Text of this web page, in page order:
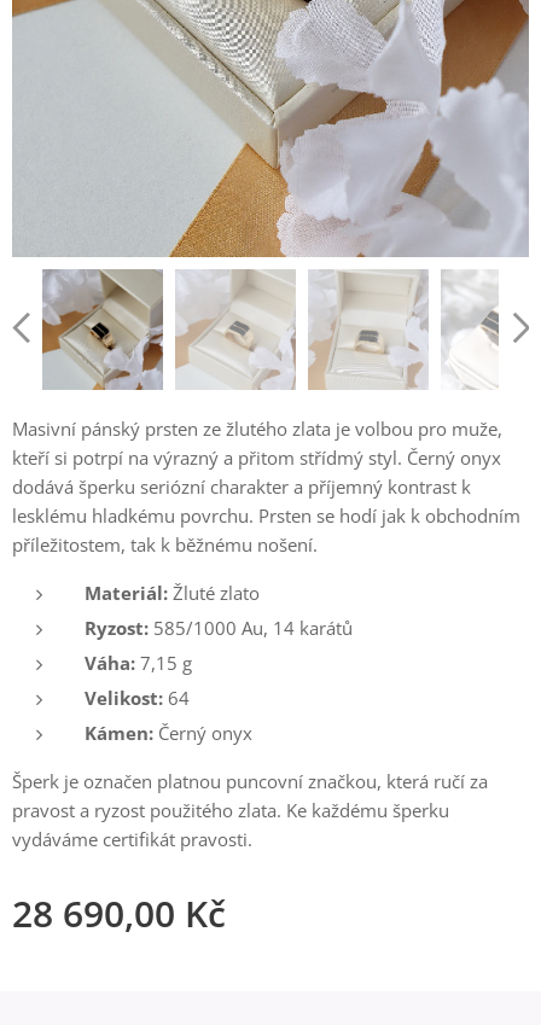
Masivní pánský prsten ze žlutého zlata je volbou pro muže,
kteří si potrpí na výrazný a přitom střídmý styl. Černý onyx
dodává šperku seriózní charakter a příjemný kontrast k
lesklému hladkému povrchu. Prsten se hodí jak k obchodním
příležitostem, tak k běžnému nošení.
Materiál: Žluté zlato
Ryzost: 585/1000 Au, 14 karátů
Váha: 7,15 g
Velikost: 64
Kámen: Černý onyx
Šperk je označen platnou puncovní značkou, která ručí za
pravost a ryzost použitého zlata. Ke každému šperku
vydáváme certifikát pravosti.
28 690,00 Kč